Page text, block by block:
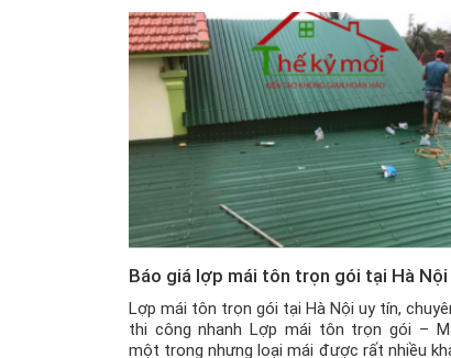
Báo giá lợp mái tôn trọn gói tại Hà Nội
Lợp mái tôn trọn gói tại Hà Nội uy tín,
thi công nhanh Lợp mái tôn trọn gói –
một trong nhưng loại mái được rất nhiều